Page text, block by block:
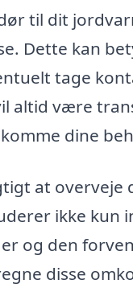
til dit
Dette kan
tage
altid være
dine
at overveje
ikke kun
og den
disse